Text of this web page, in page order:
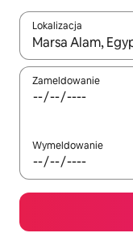
Lokalizacja
Gdy wyniki będą
Zameldowanie
Wymeldowanie